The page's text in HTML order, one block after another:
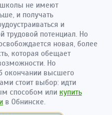
школы не имеют
и получать
и
трудовой потенциал. Но
новая, более
которая обещает
Но
окончании высшего
стоит выбор: идти
способом или купить
в Обнинске.